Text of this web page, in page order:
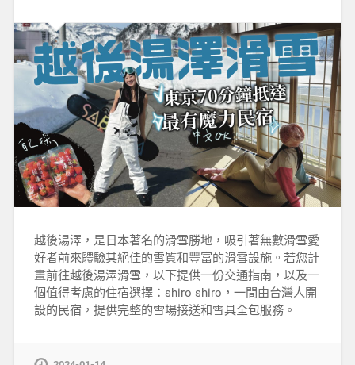
越後湯澤，是日本著名的滑雪勝地，吸引著無數滑雪愛
好者前來體驗其絕佳的雪質和豐富的滑雪設施。若您計
畫前往越後湯澤滑雪，以下提供一份交通指南，以及一
個值得考慮的住宿選擇：shiro shiro，一間由台灣人開
設的民宿，提供完整的雪場接送和雪具全包服務。